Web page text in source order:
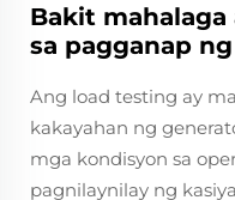
Bakit
sa pagganap
Ang load testing ay
kakayahan ng
mga kondisyon sa
pagnilaynilay ng